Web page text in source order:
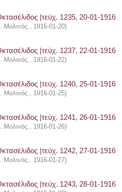
|τεύχ. 1235, 20-01-1916
Μολινός., 1916-01-20)
|τεύχ. 1237, 22-01-1916
Μολινός., 1916-01-22)
|τεύχ. 1240, 25-01-1916
Μολινός., 1916-01-25)
|τεύχ. 1241, 26-01-1916
Μολινός., 1916-01-26)
|τεύχ. 1242, 27-01-1916
Μολινός., 1916-01-27)
|τεύχ. 1243, 28-01-1916